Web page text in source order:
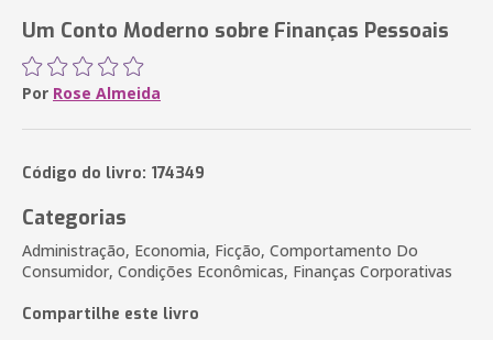
Um Conto Moderno sobre Finanças Pessoais
Por Rose Almeida
Código do livro: 174349
Categorias
Administração, Economia, Ficção, Comportamento Do
Consumidor, Condições Econômicas, Finanças Corporativas
Compartilhe este livro